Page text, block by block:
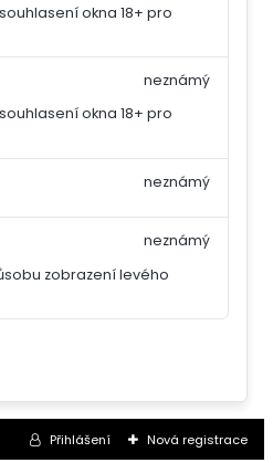
okna 18+ pro
okna 18+ pro
neznámý
neznámý
zobrazení levého
neznámý
Přihlášení Nová registrace